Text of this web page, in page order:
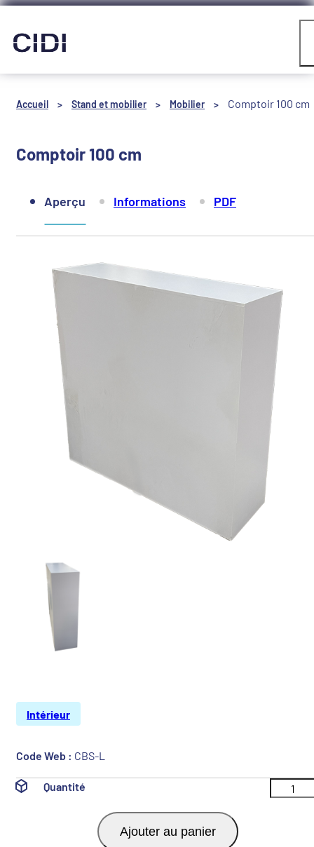
Panneau de gestion des cookies
Accueil > Stand et mobilier > Mobilier > Comptoir 100 cm
Comptoir 100 cm
Aperçu Informations PDF
Intérieur
Code Web : CBS-L
Quantité
Ajouter au panier